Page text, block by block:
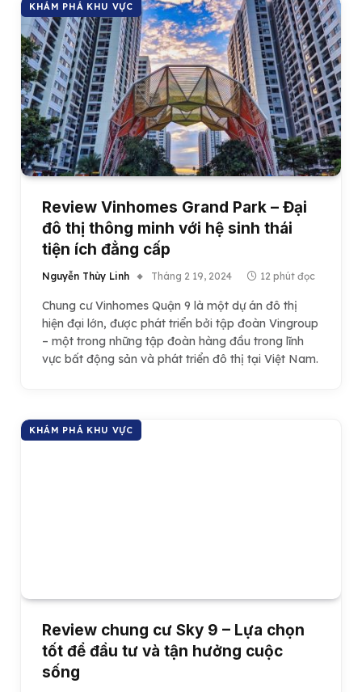
KHÁM PHÁ KHU VỰC
Review Vinhomes Grand Park – Đại
đô thị thông minh với hệ sinh thái
tiện ích đẳng cấp
Nguyễn Thùy Linh Tháng 2 19, 2024 12 phút đọc
Chung cư Vinhomes Quận 9 là một dự án đô thị
hiện đại lớn, được phát triển bởi tập đoàn Vingroup
– một trong những tập đoàn hàng đầu trong lĩnh
vực bất động sản và phát triển đô thị tại Việt Nam.
KHÁM PHÁ KHU VỰC
Review chung cư Sky 9 – Lựa chọn
tốt để đầu tư và tận hưởng cuộc
sống